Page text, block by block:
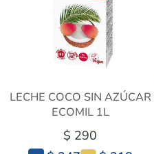
LECHE COCO SIN AZÚCAR
ECOMIL 1L
$ 290